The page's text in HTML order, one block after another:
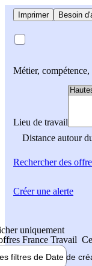
Imprimer Besoin
Métier,
Lieu de travail
Distance autour
Rechercherdes
uniquement
France Travail
filtres de Date de
Créer une alerte